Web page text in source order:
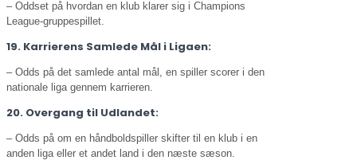
– Oddset på hvordan en klub klarer sig i Champions
League-gruppespillet.
19. Karrierens Samlede Mål i Ligaen:
– Odds på det samlede antal mål, en spiller scorer i den
nationale liga gennem karrieren.
20. Overgang til Udlandet:
– Odds på om en håndboldspiller skifter til en klub i en
anden liga eller et andet land i den næste sæson.